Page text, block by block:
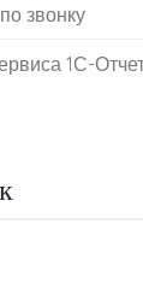
звонку
1С-